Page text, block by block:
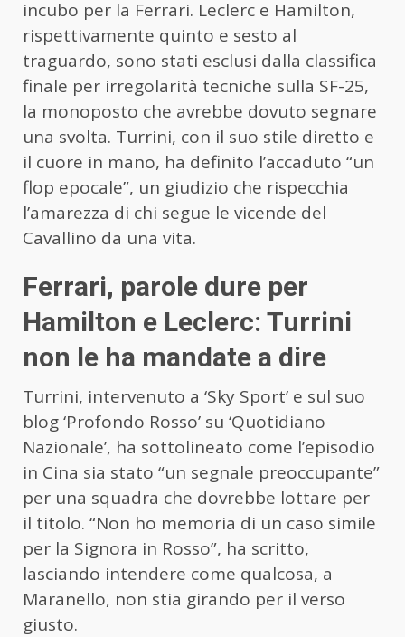
incubo per la Ferrari. Leclerc e Hamilton,
rispettivamente quinto e sesto al
traguardo, sono stati esclusi dalla classifica
finale per irregolarità tecniche sulla SF-25,
la monoposto che avrebbe dovuto segnare
una svolta. Turrini, con il suo stile diretto e
il cuore in mano, ha definito l’accaduto “un
flop epocale”, un giudizio che rispecchia
l’amarezza di chi segue le vicende del
Cavallino da una vita.
Ferrari, parole dure per
Hamilton e Leclerc: Turrini
non le ha mandate a dire
Turrini, intervenuto a ‘Sky Sport’ e sul suo
blog ‘Profondo Rosso’ su ‘Quotidiano
Nazionale’, ha sottolineato come l’episodio
in Cina sia stato “un segnale preoccupante”
per una squadra che dovrebbe lottare per
il titolo. “Non ho memoria di un caso simile
per la Signora in Rosso”, ha scritto,
lasciando intendere come qualcosa, a
Maranello, non stia girando per il verso
giusto.